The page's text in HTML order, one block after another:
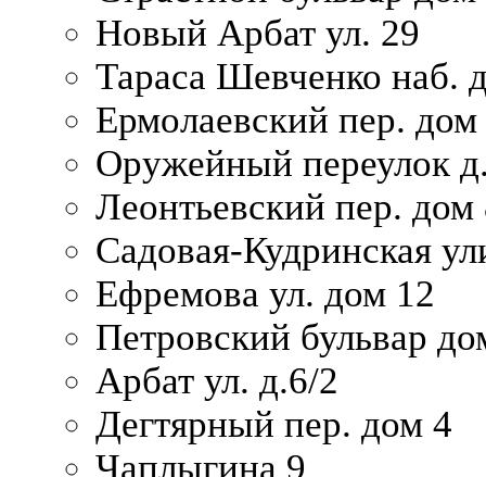
Новый Арбат ул. 29
Тараса Шевченко наб.
Ермолаевский пер. дом
Оружейный переулок
Леонтьевский пер. дом
Садовая-Кудринская
Ефремова ул. дом 12
Петровский бульвар
Арбат ул. д.6/2
Дегтярный пер. дом 4
Чаплыгина 9